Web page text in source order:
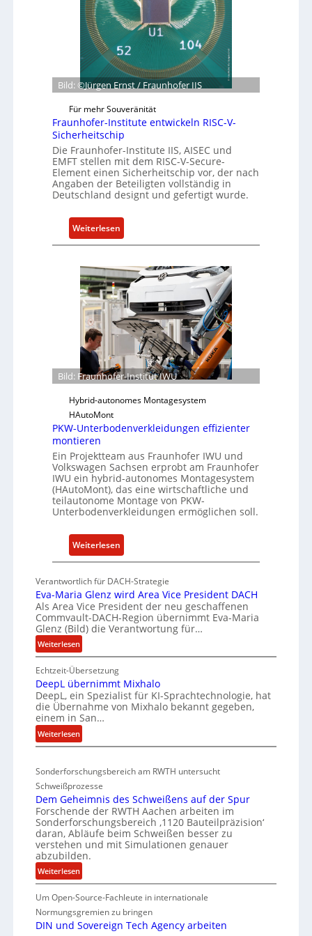
e
h
m
e
n
u
m
C
y
b
e
r
R
e
s
i
l
i
c
A
c
t
n
d
e
t
G
e
c
h
ä
f
t
s
i
n
h
e
i
t
f
ü
r
o
f
a
e
u
n
d
K
Bild: ©Jürgen Ernst / Fraunhofer IIS
Für mehr Souveränität
Fraunhofer-Institute entwickeln RISC-V-
Sicherheitschip
Die Fraunhofer-Institute IIS, AISEC und
EMFT stellen mit dem RISC-V-Secure-
Element einen Sicherheitschip vor, der nach
Angaben der Beteiligten vollständig in
Deutschland designt und gefertigt wurde.
Weiterlesen
F
a
u
n
h
o
e
r
I
s
i
t
u
t
e
t
w
i
c
k
R
I
S
-
i
c
h
e
e
i
t
s
Bild: Fraunhofer-Institut IWU
Hybrid-autonomes Montagesystem
HAutoMont
PKW-Unterbodenverkleidungen effizienter
montieren
Ein Projektteam aus Fraunhofer IWU und
Volkswagen Sachsen erprobt am Fraunhofer
IWU ein hybrid-autonomes Montagesystem
(HAutoMont), das eine wirtschaftliche und
teilautonome Montage von PKW-
Unterbodenverkleidungen ermöglichen soll.
Weiterlesen
P
W
-
U
n
e
b
o
n
e
k
l
e
i
u
n
g
e
Verantwortlich für DACH-Strategie
Eva-Maria Glenz wird Area Vice President DACH
Als Area Vice President der neu geschaffenen
Commvault-DACH-Region übernimmt Eva-Maria
Glenz (Bild) die Verantwortung für…
Weiterlesen:
E
v
a
-
M
a
r
i
G
l
e
n
z
w
i
d
A
e
Echtzeit-Übersetzung
DeepL übernimmt Mixhalo
DeepL, ein Spezialist für KI-Sprachtechnologie, hat
die Übernahme von Mixhalo bekannt gegeben,
einem in San…
Weiterlesen:
D
e
p
L
ü
b
e
r
n
i
t
M
Sonderforschungsbereich am RWTH untersucht
Schweißprozesse
Dem Geheimnis des Schweißens auf der Spur
Forschende der RWTH Aachen arbeiten im
Sonderforschungsbereich ‚1120 Bauteilpräzision‘
daran, Abläufe beim Schweißen besser zu
verstehen und mit Simulationen genauer
abzubilden.
Weiterlesen:
D
e
m
G
Um Open-Source-Fachleute in internationale
Normungsgremien zu bringen
DIN und Sovereign Tech Agency arbeiten